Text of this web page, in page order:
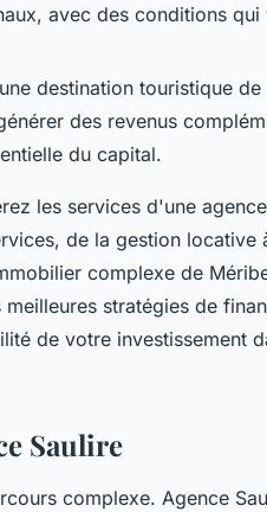
avec des conditions qui
destination touristique
des revenus
du capital.
les services d'une
de la gestion locative
complexe de
stratégies de
de votre investissement
Saulire
complexe. Agence